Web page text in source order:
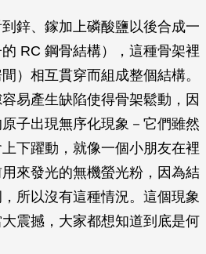
鋅、鎵加上磷酸鹽以後合成一
RC 鋼骨結構），這種骨架裡
）相互貫穿而組成整個結構。
易產生缺陷使得骨架鬆動，因
子出現無序化現象－它們雖然
下躍動，就像一個小朋友在裡
來發光的無機螢光粉，因為結
所以沒有這種情況。這個現象
震撼，大家都想知道到底是何